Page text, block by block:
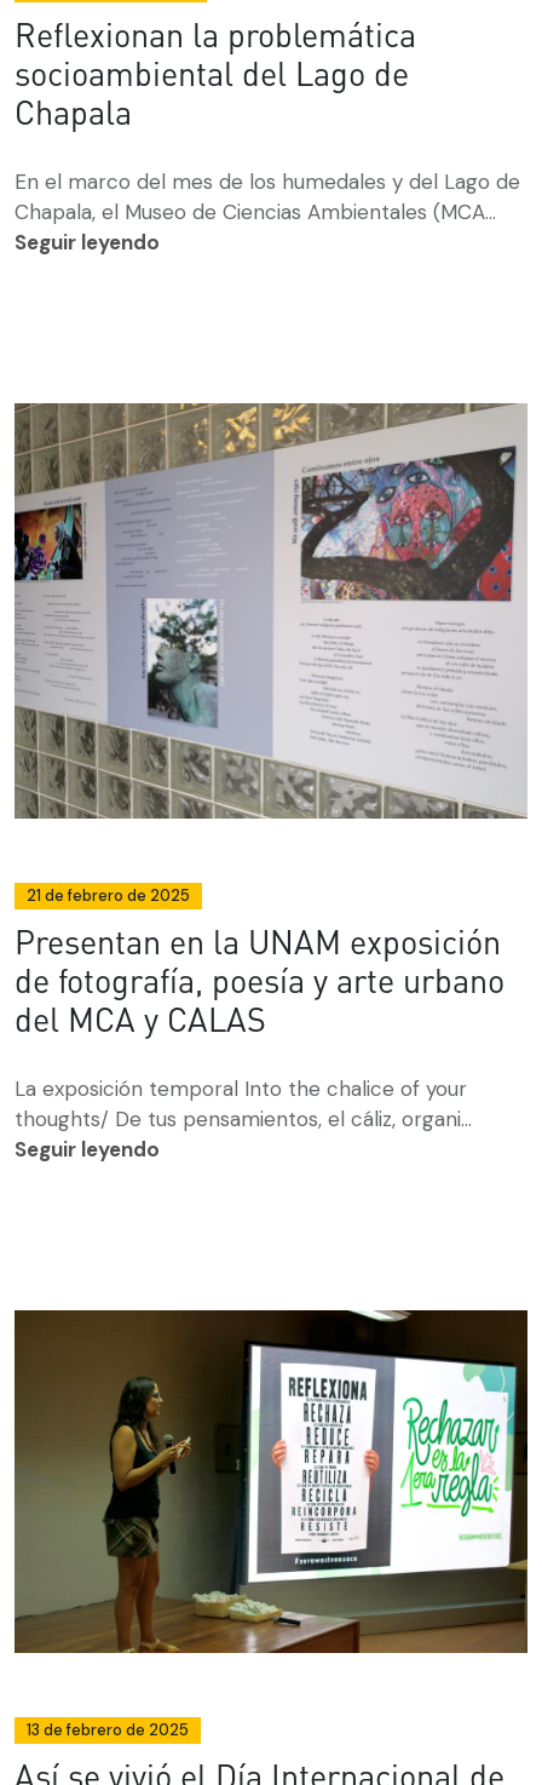
Reflexionan la problemática
socioambiental del Lago de
Chapala
En el marco del mes de los humedales y del Lago de
Chapala, el Museo de Ciencias Ambientales (MCA...
Seguir leyendo
21 de febrero de 2025
Presentan en la UNAM exposición
de fotografía, poesía y arte urbano
del MCA y CALAS
La exposición temporal Into the chalice of your
thoughts/ De tus pensamientos, el cáliz, organi...
Seguir leyendo
13 de febrero de 2025
Así se vivió el Día Internacional de